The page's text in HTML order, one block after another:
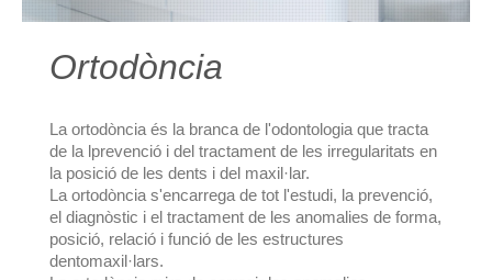
Ortodòncia
La ortodòncia és la branca de l'odontologia que tracta
de la lprevenció i del tractament de les irregularitats en
la posició de les dents i del maxil·lar.
La ortodòncia s'encarrega de tot l'estudi, la prevenció,
el diagnòstic i el tractament de les anomalies de forma,
posició, relació i funció de les estructures
dentomaxil·lars.